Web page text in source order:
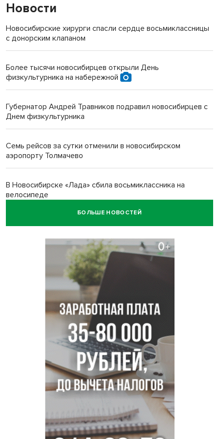
Новости
Новосибирские хирурги спасли сердце восьмиклассницы
с донорским клапаном
Более тысячи новосибирцев открыли День
физкультурника на набережной
Губернатор Андрей Травников подравил новосибирцев с
Днем физкультурника
Семь рейсов за сутки отменили в новосибирском
аэропорту Толмачево
В Новосибирске «Лада» сбила восьмиклассника на
велосипеде
БОЛЬШЕ НОВОСТЕЙ